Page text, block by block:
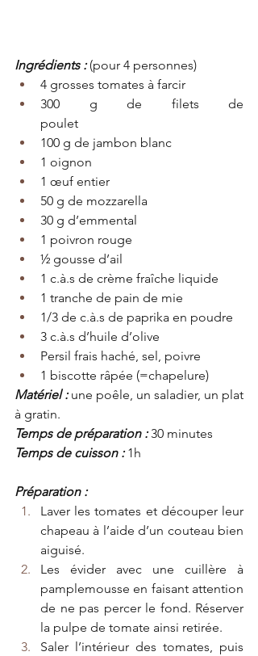
Ingrédients : (pour 4 personnes)
4 grosses tomates à farcir
300 g de filets de
poulet
100 g de jambon blanc
1 oignon
1 œuf entier
50 g de mozzarella
30 g d’emmental
1 poivron rouge
½ gousse d’ail
1 c.à.s de crème fraîche liquide
1 tranche de pain de mie
1/3 de c.à.s de paprika en poudre
3 c.à.s d’huile d’olive
Persil frais haché, sel, poivre
1 biscotte râpée (=chapelure)
Matériel : une poêle, un saladier, un plat
à gratin.
Temps de préparation : 30 minutes
Temps de cuisson : 1h
Préparation :
Laver les tomates et découper leur
chapeau à l’aide d’un couteau bien
aiguisé.
Les évider avec une cuillère à
pamplemousse en faisant attention
de ne pas percer le fond. Réserver
la pulpe de tomate ainsi retirée.
Saler l’intérieur des tomates, puis